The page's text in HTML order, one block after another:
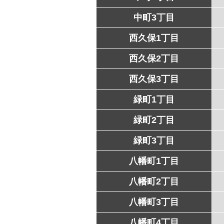
中町3丁目
西久保1丁目
西久保2丁目
西久保3丁目
緑町1丁目
緑町2丁目
緑町3丁目
八幡町1丁目
八幡町2丁目
八幡町3丁目